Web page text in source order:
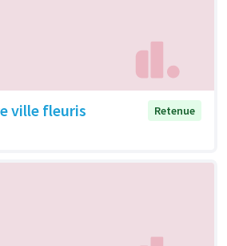
ville fleuris
Retenue